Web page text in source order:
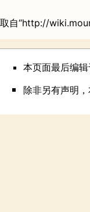
取自“http://
本页面最后编
除非另有声明